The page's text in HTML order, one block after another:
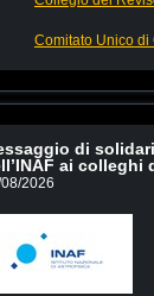
Comitato Unico di
di
ai colleghi
2026